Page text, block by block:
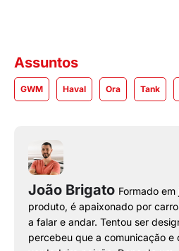
Assuntos
GWM Haval Ora Tank
João Brigato Formado
produto, é apaixonado por
a falar e andar. Tentou ser
percebeu que a comunicação e